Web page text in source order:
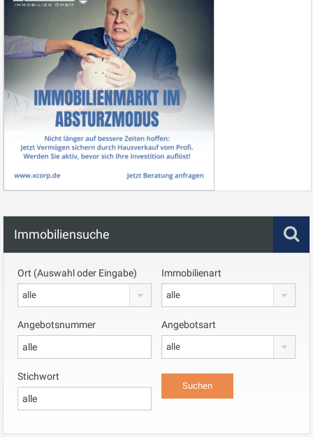
Immobiliensuche
Ort (Auswahl oder Eingabe)
alle
Immobilienart
alle
Angebotsnummer Angebotsart
alle
Stichwort